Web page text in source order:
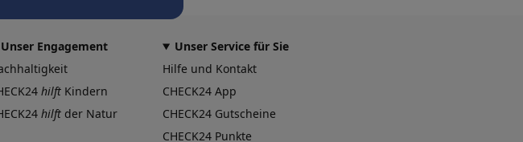
Unser Engagement
hilft Kindern
hilft der Natur
Unser Service für Sie
Hilfe und Kontakt
CHECK24 App
CHECK24 Gutscheine
CHECK24 Punkte